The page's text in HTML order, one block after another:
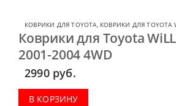
КОВРИКИ ДЛЯ TOYOTA, КОВРИКИ ДЛЯ TOYOTA
Коврики для Toyota WiLL
2001-2004 4WD
2990 руб.
В КОРЗИНУ